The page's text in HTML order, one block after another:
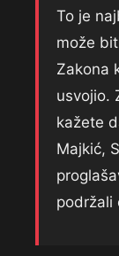
To je
može
Zakona
usvojio.
kažete
Majkić,
podržali